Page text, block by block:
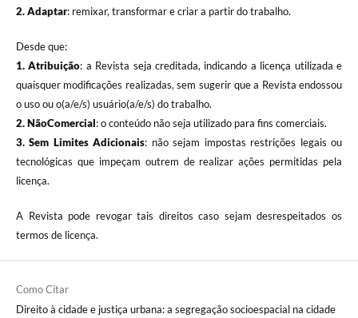
2. Adaptar: remixar, transformar e criar a partir do trabalho.
Desde que:
1. Atribuição: a Revista seja creditada, indicando a licença utilizada e
quaisquer modificações realizadas, sem sugerir que a Revista endossou
o uso ou o(a/e/s) usuário(a/e/s) do trabalho.
2. NãoComercial: o conteúdo não seja utilizado para fins comerciais.
3.Sem Limites Adicionais: não sejam impostas restrições legais ou
tecnológicas que impeçam outrem de realizar ações permitidas pela
licença.
A Revista pode revogar tais direitos caso sejam desrespeitados os
termos de licença.
Como Citar
Direito à cidade e justiça urbana: a segregação socioespacial na cidade